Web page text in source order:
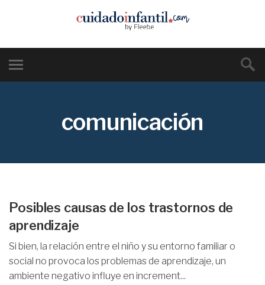
comunicación
Posibles causas de los trastornos de
aprendizaje
Si bien, la relación entre el niño y su entorno familiar o
social no provoca los problemas de aprendizaje, un
ambiente negativo influye en increment...